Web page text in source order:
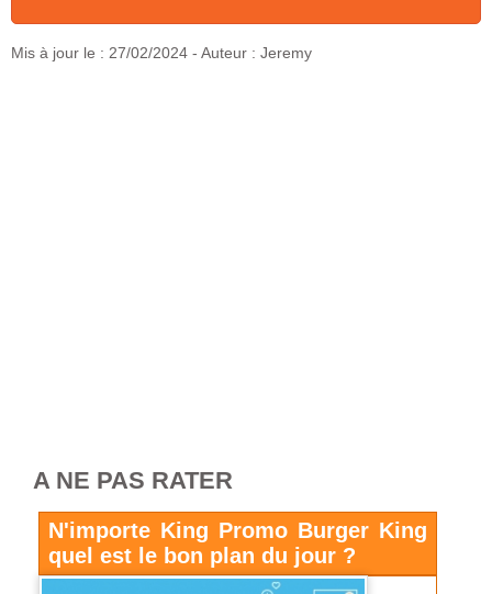
Mis à jour le : 27/02/2024 - Auteur : Jeremy
A NE PAS RATER
N'importe King Promo Burger King
quel est le bon plan du jour ?